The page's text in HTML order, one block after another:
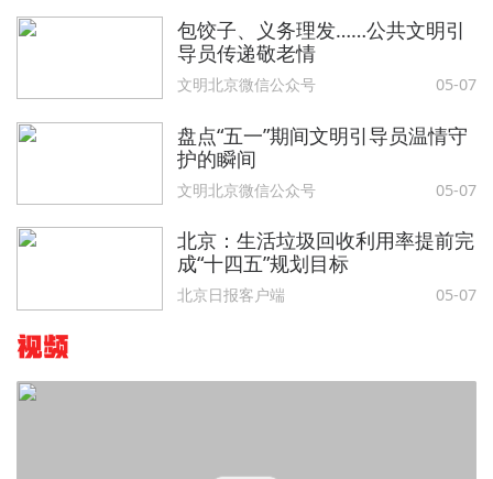
包饺子、义务理发……公共文明引
导员传递敬老情
文明北京微信公众号 05-07
盘点“五一”期间文明引导员温情守
护的瞬间
文明北京微信公众号 05-07
北京：生活垃圾回收利用率提前完
成“十四五”规划目标
北京日报客户端 05-07
视频